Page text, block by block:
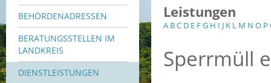
BEHÖRDENADRESSEN
BERATUNGSSTELLEN IM
LANDKREIS
DIENSTLEISTUNGEN
Leistungen
A BC D E FG H I J K L M N O P
Sperrmüll